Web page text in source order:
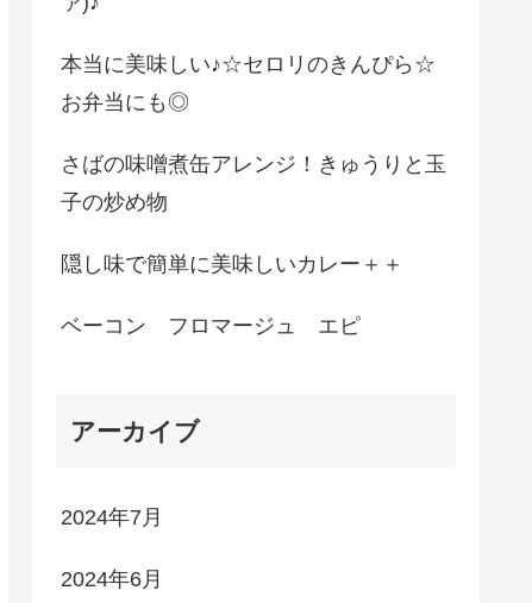
本当に美味しい♪☆セロリのきんぴら☆
お弁当にも◎
さばの味噌煮缶アレンジ！きゅうりと玉
子の炒め物
隠し味で簡単に美味しいカレー＋＋
ベーコン フロマージュ エピ
アーカイブ
2024年7月
2024年6月